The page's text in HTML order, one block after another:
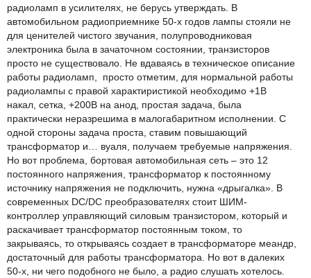
радиоламп в усилителях, не берусь утверждать. В
автомобильном радиоприемнике 50-х годов лампы стояли не
для ценителей чистого звучания, полупроводниковая
электроника была в зачаточном состоянии, транзисторов
просто не существовало. Не вдаваясь в техническое описание
работы радиоламп, просто отметим, для нормальной работы
радиолампы с правой характиристикой необходимо +1В
накал, сетка, +200В на анод, простая задача, была
практически неразрешима в малогабаритном исполнении. С
одной стороны задача проста, ставим повышающий
трансформатор и… вуаля, получаем требуемые напряжения.
Но вот проблема, бортовая автомобильная сеть – это 12
постоянного напряжения, трансформатор к постоянному
источнику напряжения не подключить, нужна «дрыгалка». В
современных DC/DC преобразователях стоит ШИМ-
контроллер управляющий силовым транзистором, который и
раскачивает трансформатор постоянным током, то
закрываясь, то открываясь создает в трансформаторе меандр,
достаточный для работы трансформатора. Но вот в далеких
50-x, ни чего подобного не было, а радио слушать хотелось.